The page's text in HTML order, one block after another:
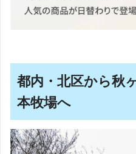
都内・北区から秋
本牧場へ